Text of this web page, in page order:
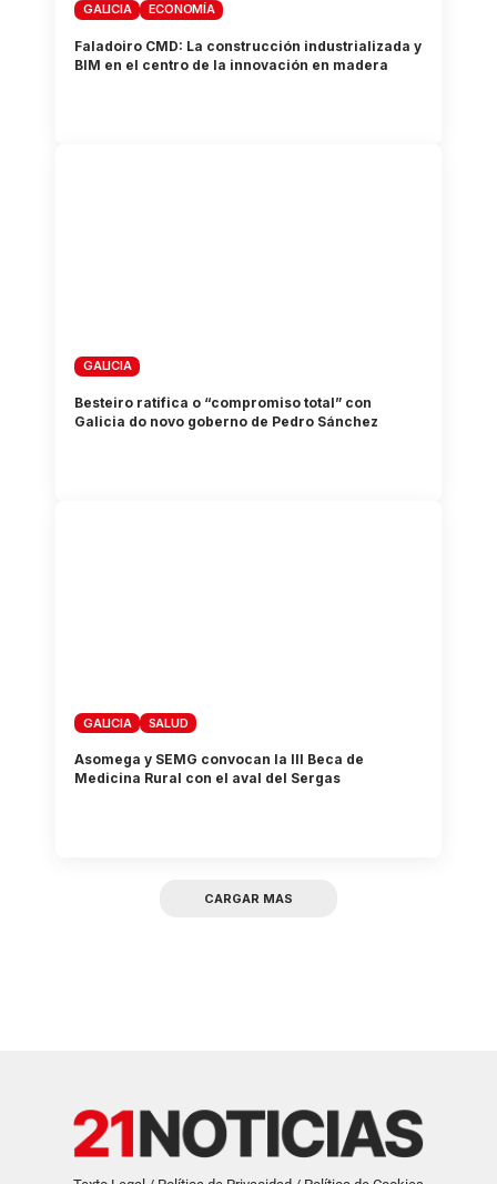
GALICIA ECONOMÍA
Faladoiro CMD: La construcción industrializada y
BIM en el centro de la innovación en madera
GALICIA
Besteiro ratifica o “compromiso total” con
Galicia do novo goberno de Pedro Sánchez
GALICIA SALUD
Asomega y SEMG convocan la III Beca de
Medicina Rural con el aval del Sergas
CARGAR MAS